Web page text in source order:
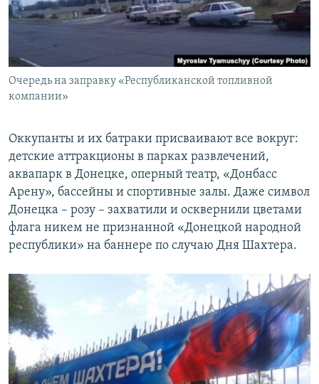
Очередь на заправку «Республиканской топливной
компании»
Оккупанты и их батраки присваивают все вокруг:
детские аттракционы в парках развлечений,
аквапарк в Донецке, оперный театр, «Донбасс
Арену», бассейны и спортивные залы. Даже символ
Донецка – розу – захватили и осквернили цветами
флага никем не признанной «Донецкой народной
республики» на баннере по случаю Дня Шахтера.